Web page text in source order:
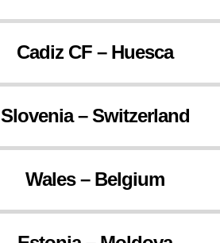
Cadiz CF – Huesca
Slovenia – Switzerland
Wales – Belgium